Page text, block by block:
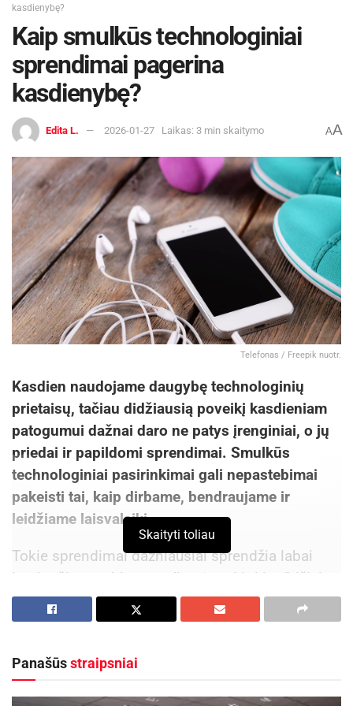
kasdienybę?
Kaip smulkūs technologiniai
sprendimai pagerina
kasdienybę?
Edita L. 2026-01-27 Laikas: 3 min skaitymo AA
Telefonas / Freepik nuotr.
Kasdien naudojame daugybę technologinių
prietaisų, tačiau didžiausią poveikį kasdieniam
patogumui dažnai daro ne patys įrenginiai, o jų
priedai ir papildomi sprendimai. Smulkūs
technologiniai pasirinkimai gali nepastebimai
pakeisti tai, kaip dirbame, bendraujame ir
leidžiame laisvalaikį.
Tokie sprendimai dažniausiai sprendžia labai
konkrečias problemas. Jie nėra skirti įspūdžiui,
bet patogumui, kuris ilgainiui tampa svarbesnis
už naujumo efektą.
Greitesnis ir stabilesnis telefono
įkrovimas
Skaityti toliau
Panašūsstraipsniai